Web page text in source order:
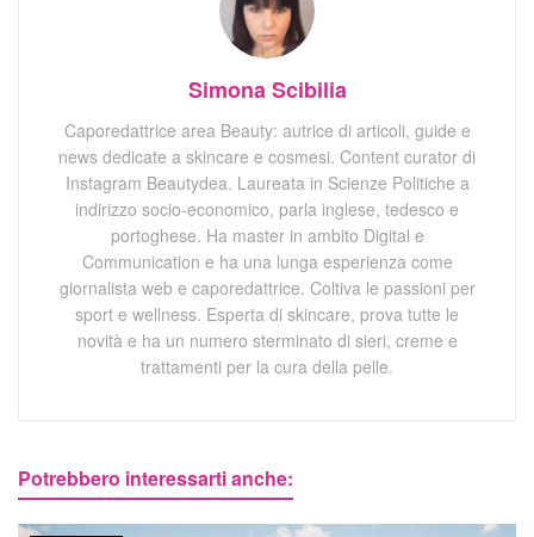
Simona Scibilia
Caporedattrice area Beauty: autrice di articoli, guide e
news dedicate a skincare e cosmesi. Content curator di
Instagram Beautydea. Laureata in Scienze Politiche a
indirizzo socio-economico, parla inglese, tedesco e
portoghese. Ha master in ambito Digital e
Communication e ha una lunga esperienza come
giornalista web e caporedattrice. Coltiva le passioni per
sport e wellness. Esperta di skincare, prova tutte le
novità e ha un numero sterminato di sieri, creme e
trattamenti per la cura della pelle.
Potrebbero interessarti anche: